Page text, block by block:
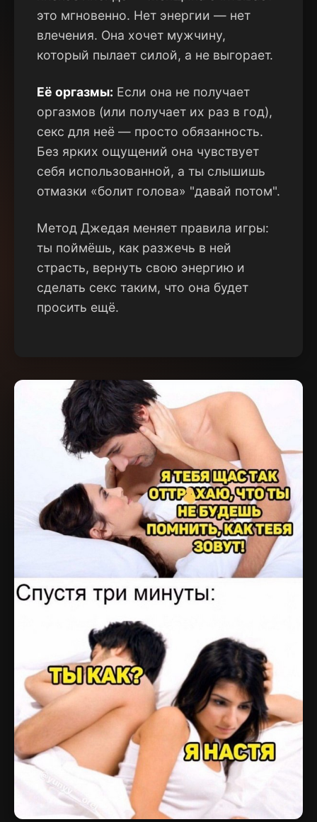
это мгновенно. Нет энергии — нет
влечения. Она хочет мужчину,
который пылает силой, а не выгорает.
Её оргазмы: Если она не получает
оргазмов (или получает их раз в год),
секс для неё — просто обязанность.
Без ярких ощущений она чувствует
себя использованной, а ты слышишь
отмазки «болит голова» "давай потом".
Метод Джедая меняет правила игры:
ты поймёшь, как разжечь в ней
страсть, вернуть свою энергию и
сделать секс таким, что она будет
просить ещё.